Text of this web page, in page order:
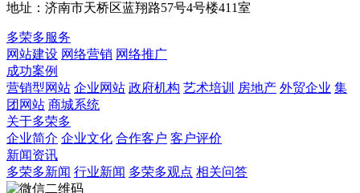
地址：济南市天桥区蓝翔路57号4号楼411室
多荣多服务
网站建设 网络营销 网络推广
成功案例
营销型网站 企业网站 政府机构 艺术培训 房地产 外贸企业 集
团网站 商城系统
关于多荣多
企业简介 企业文化 合作客户 客户评价
新闻资讯
多荣多新闻 行业新闻 多荣多观点 相关问答